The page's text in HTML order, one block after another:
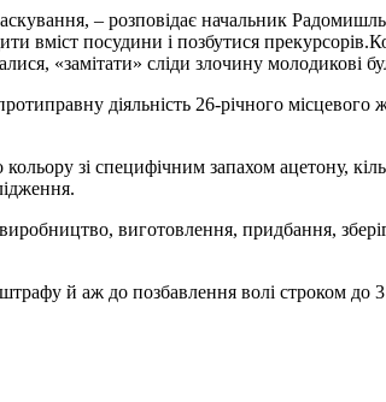
– розповідає начальник
вміст посудини і позбутися
«замітати» сліди злочину молодикові
діяльність 26-річного
зі специфічним запахом ацетону,
виготовлення, придбання,
й аж до позбавлення волі строком до 3